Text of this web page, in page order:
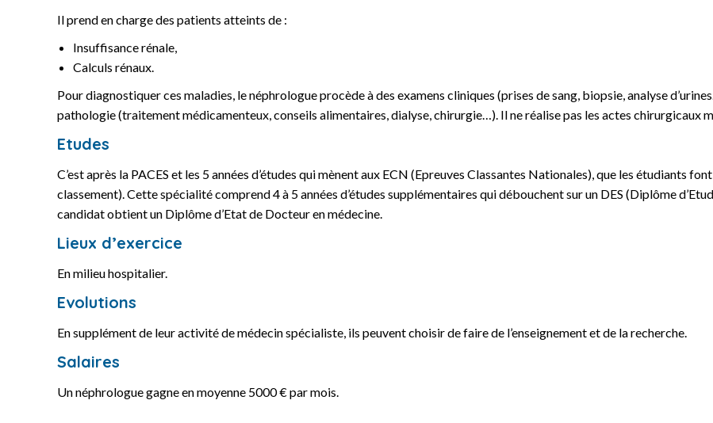
Il prend en charge des patients atteints de :
Insuffisance rénale,
Calculs rénaux.
Pour diagnostiquer ces maladies, le néphrologue procède à des examens cliniques (prises de sang, biopsie, analyse
pathologie (traitement médicamenteux, conseils alimentaires, dialyse, chirurgie…). Il ne réalise pas les actes chirurgicaux
Etudes
C’est après la PACES et les 5 années d’études qui mènent aux ECN (Epreuves Classantes Nationales), que les étudiants
classement). Cette spécialité comprend 4 à 5 années d’études supplémentaires qui débouchent sur un DES (Diplôme
candidat obtient un Diplôme d’Etat de Docteur en médecine.
Lieux d’exercice
En milieu hospitalier.
Evolutions
En supplément de leur activité de médecin spécialiste, ils peuvent choisir de faire de l’enseignement et de la recherche.
Salaires
Un néphrologue gagne en moyenne 5000 € par mois.